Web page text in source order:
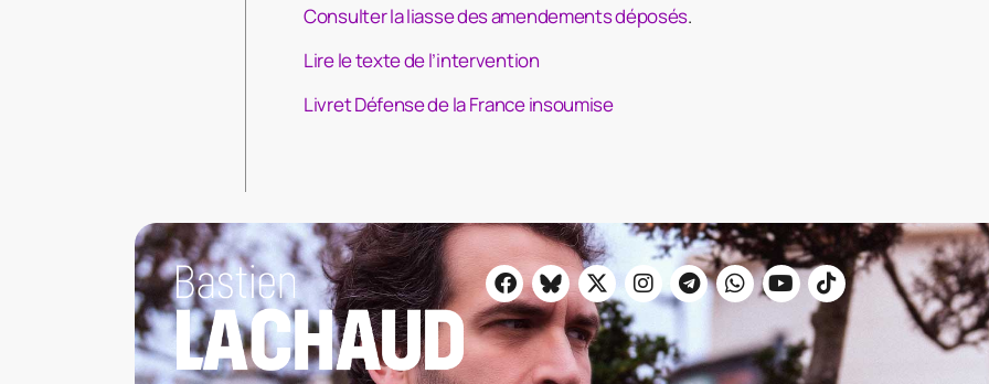
Consulter la liasse des amendements déposés.
Lire le texte de l’intervention
Livret Défense de la France insoumise